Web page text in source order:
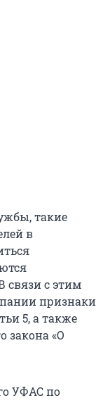
такие
в
связи с этим
признаки
5, а также
закона «О
УФАС по